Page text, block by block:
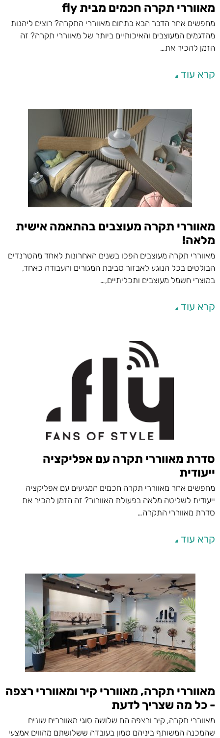
מאווררי תקרה חכמים מבית fly
מחפשים אחר הדבר הבא בתחום מאווררי התקרה? רוצים ליהנות
מהדגמים המעוצבים והאיכותיים ביותר של מאווררי תקרה? זה
הזמן להכיר את…
קרא עוד
מאווררי תקרה מעוצבים בהתאמה אישית
מלאה!
מאווררי תקרה מעוצבים הפכו בשנים האחרונות לאחד מהטרנדים
הבולטים בכל הנוגע לאבזור סביבת המגורים והעבודה כאחד,
במוצרי חשמל מעוצבים ותכליתיים,…
קרא עוד
סדרת מאווררי תקרה עם אפליקציה
ייעודית
מחפשים אחר מאווררי תקרה חכמים המגיעים עם אפליקציה
ייעודית לשליטה מלאה בפעולת האוורור? זה הזמן להכיר את
סדרת מאווררי התקרה…
קרא עוד
מאווררי תקרה, מאווררי קיר ומאווררי רצפה
- כל מה שצריך לדעת
מאווררי תקרה, קיר ורצפה הם שלושה סוגי מאווררים שונים
שהמכנה המשותף ביניהם טמון בעובדה ששלושתם מהווים אמצעי